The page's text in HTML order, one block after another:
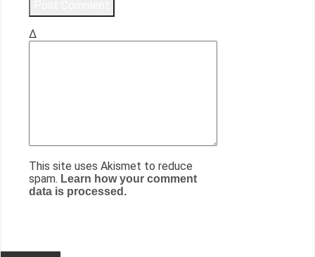
Δ
This site uses Akismet to reduce
spam. Learn how your comment
data is processed.